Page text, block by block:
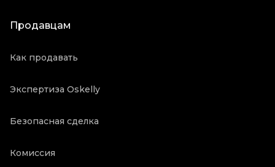
Продавцам
Как продавать
Экспертиза Oskelly
Безопасная сделка
Комиссия